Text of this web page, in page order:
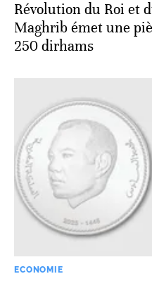
Révolution du Roi et
Maghrib émet une
250 dirhams
ECONOMIE